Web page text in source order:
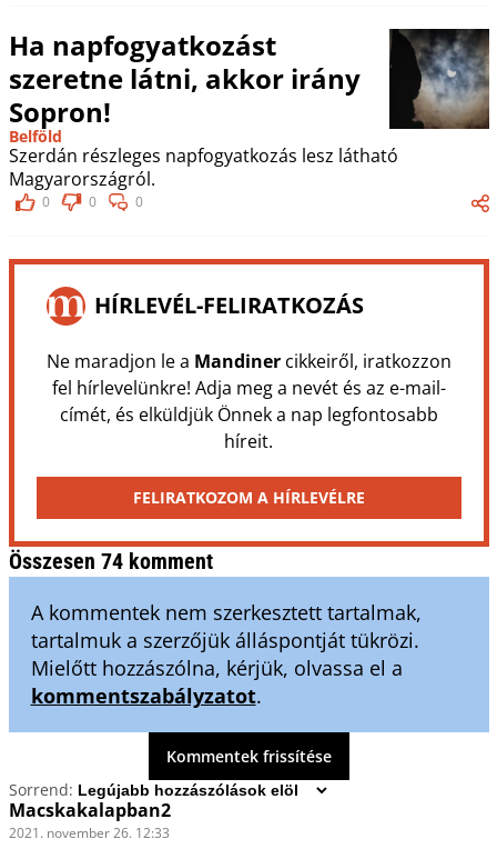
Ha napfogyatkozást
szeretne látni, akkor irány
Sopron!
Belföld
Szerdán részleges napfogyatkozás lesz látható
Magyarországról.
0 0 0
HÍRLEVÉL-FELIRATKOZÁS
Ne maradjon le a Mandinercikkeiről, iratkozzon
fel hírlevelünkre! Adja meg a nevét és az e-mail-
címét, és elküldjük Önnek a nap legfontosabb
híreit.
FELIRATKOZOM A HÍRLEVÉLRE
Összesen 74 komment
A kommentek nem szerkesztett tartalmak,
tartalmuk a szerzőjük álláspontját tükrözi.
Mielőtt hozzászólna, kérjük, olvassa el a
kommentszabályzatot.
Kommentek frissítése
Sorrend:
Macskakalapban2
2021. november 26. 12:33